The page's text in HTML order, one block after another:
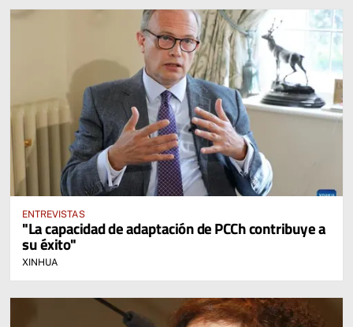
ENTREVISTAS
"La capacidad de adaptación de PCCh contribuye a
su éxito"
XINHUA